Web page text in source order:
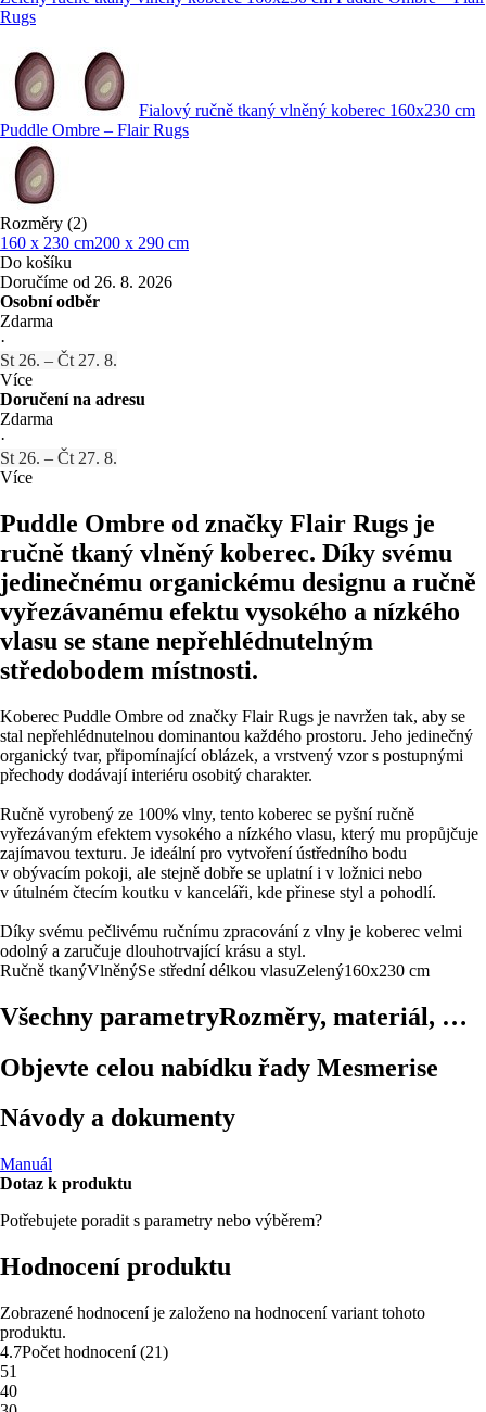
Rugs
Fialový ručně tkaný vlněný koberec 160x230 cm
Puddle Ombre – Flair Rugs
Rozměry (2)
160 x 230 cm200 x 290 cm
Do košíku
Doručíme od 26. 8. 2026
Osobní odběr
Zdarma
·
St 26. – Čt 27. 8.
Více
Doručení na adresu
Zdarma
·
St 26. – Čt 27. 8.
Více
Puddle Ombre od značky Flair Rugs je
ručně tkaný vlněný koberec. Díky svému
jedinečnému organickému designu a ručně
vyřezávanému efektu vysokého a nízkého
vlasu se stane nepřehlédnutelným
středobodem místnosti.
Koberec Puddle Ombre od značky Flair Rugs je navržen tak, aby se
stal nepřehlédnutelnou dominantou každého prostoru. Jeho jedinečný
organický tvar, připomínající oblázek, a vrstvený vzor s postupnými
přechody dodávají interiéru osobitý charakter.
Ručně vyrobený ze 100% vlny, tento koberec se pyšní ručně
vyřezávaným efektem vysokého a nízkého vlasu, který mu propůjčuje
zajímavou texturu. Je ideální pro vytvoření ústředního bodu
v obývacím pokoji, ale stejně dobře se uplatní i v ložnici nebo
v útulném čtecím koutku v kanceláři, kde přinese styl a pohodlí.
Díky svému pečlivému ručnímu zpracování z vlny je koberec velmi
odolný a zaručuje dlouhotrvající krásu a styl.
Ručně tkanýVlněnýSe střední délkou vlasuZelený160x230 cm
Všechny parametryRozměry, materiál, …
Objevte celou nabídku řady Mesmerise
Návody a dokumenty
Manuál
Dotaz k produktu
Potřebujete poradit s parametry nebo výběrem?
Hodnocení produktu
Zobrazené hodnocení je založeno na hodnocení variant tohoto
produktu.
4.7Počet hodnocení(21)
51
40